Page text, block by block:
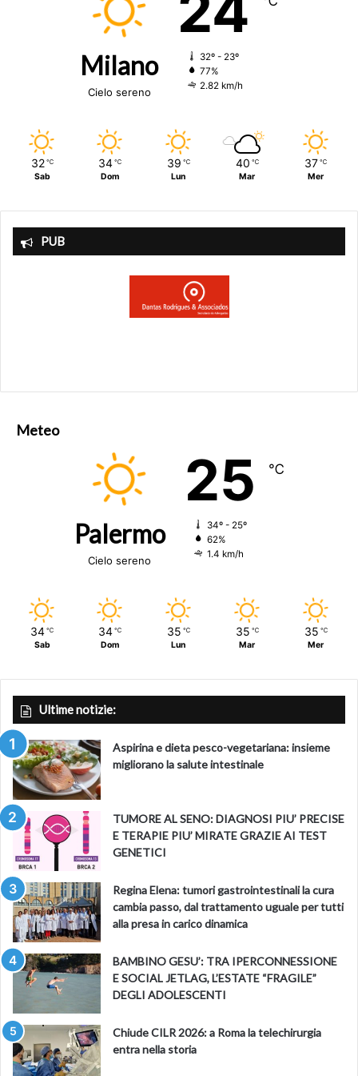
Milano
Cielo sereno
32º - 23º
77%
2.82 km/h
32 ℃
Sab
34 ℃
Dom
39 ℃
Lun
40 ℃
Mar
37 ℃
Mer
PUB
Meteo
Palermo
Cielo sereno
25 ℃
34º - 25º
62%
1.4 km/h
34 ℃
Sab
34 ℃
Dom
35 ℃
Lun
35 ℃
Mar
35 ℃
Mer
Ultime notizie:
Aspirina e dieta pesco-vegetariana: insieme
migliorano la salute intestinale
TUMORE AL SENO: DIAGNOSI PIU’ PRECISE
E TERAPIE PIU’ MIRATE GRAZIE AI TEST
GENETICI
Regina Elena: tumori gastrointestinali la cura
cambia passo, dal trattamento uguale per tutti
alla presa in carico dinamica
BAMBINO GESU’: TRA IPERCONNESSIONE
E SOCIAL JETLAG, L’ESTATE “FRAGILE”
DEGLI ADOLESCENTI
Chiude CILR 2026: a Roma la telechirurgia
entra nella storia